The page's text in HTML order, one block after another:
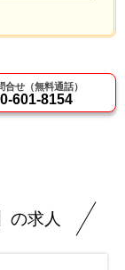
合せ（無料通話）
601-8154
の求人